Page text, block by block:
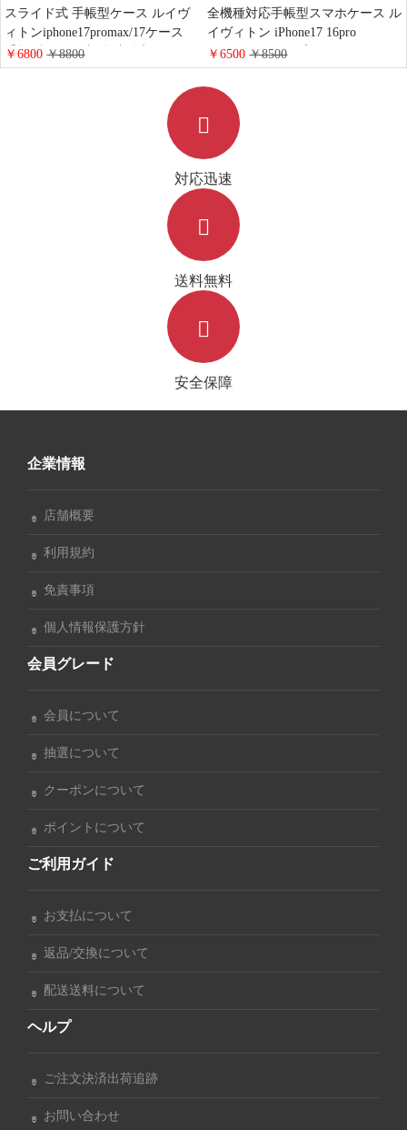
スライド式 手帳型ケース ルイヴ
ィトンiphone17promax/17ケース
手帳型 カード収納 小銭入れ LV
アイホン16/15/14 pro手帳ケース
ハイブランド 全機種対応ケース
GUCCI galaxy s25/s24/s23ケース ビ
￥6800￥8800
全機種対応手帳型スマホケース ル
イヴィトン iPhone17 16pro
15promaxケース 高級 レザー モノ
グラム ブランドgoogle
pixel9/9pro/8a携帯カバー 財布型
大人 可愛い LV galaxy Aquos
xperia Huawei Mate60 Pro手帳型ス
マホケース ファッション
￥6500￥8500
対応迅速
送料無料
安全保障
企業情報
店舗概要
利用規約
免責事項
個人情報保護方針
会員グレード
会員について
抽選について
クーポンについて
ポイントについて
ご利用ガイド
お支払について
返品/交換について
配送送料について
ヘルプ
ご注文決済出荷追跡
お問い合わせ